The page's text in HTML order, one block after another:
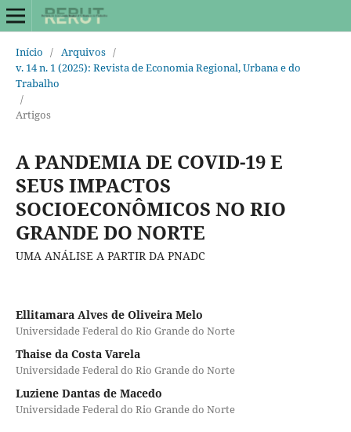
Início / Arquivos /
v. 14 n. 1 (2025): Revista de Economia Regional, Urbana e do
Trabalho
/
Artigos
A PANDEMIA DE COVID-19 E
SEUS IMPACTOS
SOCIOECONÔMICOS NO RIO
GRANDE DO NORTE
UMA ANÁLISE A PARTIR DA PNADC
Ellitamara Alves de Oliveira Melo
Universidade Federal do Rio Grande do Norte
Thaise da Costa Varela
Universidade Federal do Rio Grande do Norte
Luziene Dantas de Macedo
Universidade Federal do Rio Grande do Norte